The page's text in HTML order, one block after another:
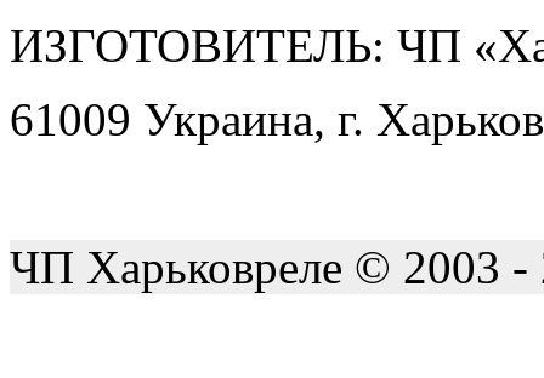
ИЗГОТОВИТЕЛЬ: ЧП
61009 Украина, г.
ЧП Харьковреле © 2003 -